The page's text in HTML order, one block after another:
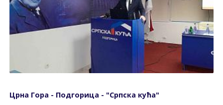
Црна Гора - Подгорица - "Српска кућа"